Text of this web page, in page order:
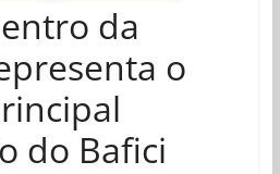
da
o
do Bafici